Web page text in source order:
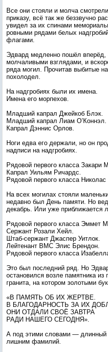
Все они стояли и молча
приказу, всё так же беззвучно
увидел за их спинами
ровными рядами белых
флагами.
Эдвард медленно пошёл
молчаливыми взглядами, и
ряда могил. Прочитав выбитые
похолодел.
На надгробиях были их имена.
Имена его морпехов.
Младший капрал Джейкоб Блэк.
Младший капрал Лиам О’Коннэл.
Капрал Дэннис Орлов.
Ноги едва его держали, но он
надписи на надгробиях.
Рядовой первого класса Закари
Капрал Уильям Ричардс.
Рядовой первого класса
На всех могилах стояли
недавно был День памяти. Но
декабрь. Или уже приближается
Рядовой первого класса Эммет
Сержант Розали Хейл.
Штаб-сержант Джаспер Уитлок.
Лейтенант ВМС Элис Брендон.
Рядовой первого класса
Это был последний ряд. Но
остановился возле памятника из
гранита, на котором золотыми
«В ПАМЯТЬ ОБ ИХ ЖЕРТВЕ.
В БЛАГОДАРНОСТЬ ЗА ИХ
ОНИ ОТДАЛИ СВОЁ ЗАВТРА
РАДИ НАШЕГО СЕГОДНЯ».
А под этими словами — длинный
лишним фамилий.